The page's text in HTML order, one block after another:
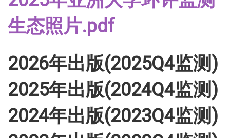
生态照片.pdf
2026年出版(2025Q4监测)
2025年出版(2024Q4监测)
2024年出版(2023Q4监测)